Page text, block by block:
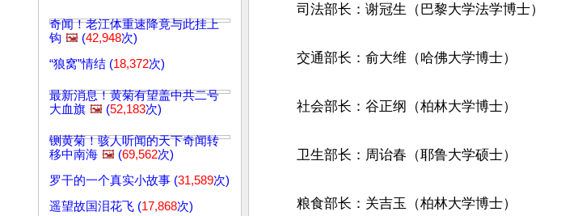
奇闻！老江体重速降竟与此挂上
钩 🖼️ (42,948次)
“狼窝”情结 (18,372次)
最新消息！黄菊有望盖中共二号
大血旗 🖼️ (52,183次)
铡黄菊！骇人听闻的天下奇闻转
移中南海 🖼️ (69,562次)
罗干的一个真实小故事 (31,589次)
遥望故国泪花飞 (17,868次)
司法部长：谢冠生（巴黎大学法学博士）
交通部长：俞大维（哈佛大学博士）
社会部长：谷正纲（柏林大学博士）
卫生部长：周诒春（耶鲁大学硕士）
粮食部长：关吉玉（柏林大学博士）